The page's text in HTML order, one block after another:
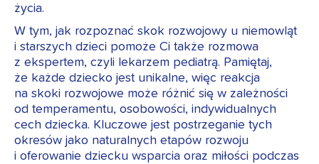
życia.
W tym, jak rozpoznać skok rozwojowy u niemowląt
i starszych dzieci pomoże Ci także rozmowa
z ekspertem, czyli lekarzem pediatrą. Pamiętaj,
że każde dziecko jest unikalne, więc reakcja
na skoki rozwojowe może różnić się w zależności
od temperamentu, osobowości, indywidualnych
cech dziecka. Kluczowe jest postrzeganie tych
okresów jako naturalnych etapów rozwoju
i oferowanie dziecku wsparcia oraz miłości podczas